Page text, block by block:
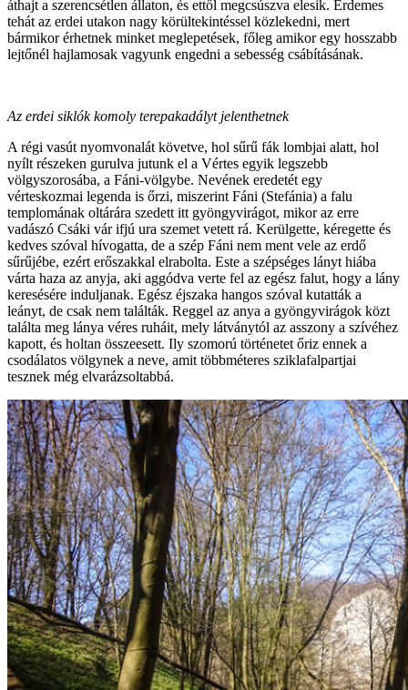
áthajt a szerencsétlen állaton, és ettől megcsúszva elesik. Érdemes
tehát az erdei utakon nagy körültekintéssel közlekedni, mert
bármikor érhetnek minket meglepetések, főleg amikor egy hosszabb
lejtőnél hajlamosak vagyunk engedni a sebesség csábításának.
Az erdei siklók komoly terepakadályt jelenthetnek
A régi vasút nyomvonalát követve, hol sűrű fák lombjai alatt, hol
nyílt részeken gurulva jutunk el a Vértes egyik legszebb
völgyszorosába, a Fáni-völgybe. Nevének eredetét egy
vérteskozmai legenda is őrzi, miszerint Fáni (Stefánia) a falu
templomának oltárára szedett itt gyöngyvirágot, mikor az erre
vadászó Csáki vár ifjú ura szemet vetett rá. Kerülgette, kéregette és
kedves szóval hívogatta, de a szép Fáni nem ment vele az erdő
sűrűjébe, ezért erőszakkal elrabolta. Este a szépséges lányt hiába
várta haza az anyja, aki aggódva verte fel az egész falut, hogy a lány
keresésére induljanak. Egész éjszaka hangos szóval kutatták a
leányt, de csak nem találták. Reggel az anya a gyöngyvirágok közt
találta meg lánya véres ruháit, mely látványtól az asszony a szívéhez
kapott, és holtan összeesett. Ily szomorú történetet őriz ennek a
csodálatos völgynek a neve, amit többméteres sziklafalpartjai
tesznek még elvarázsoltabbá.